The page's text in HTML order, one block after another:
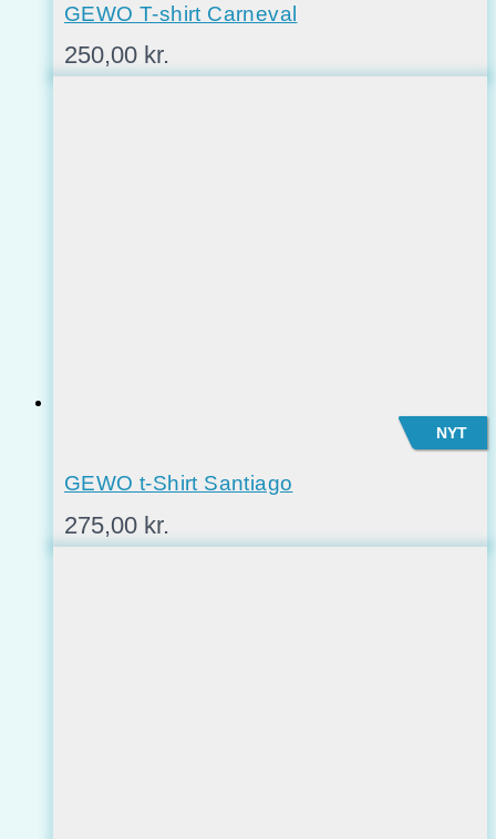
GEWO T-shirt Carneval
250,00 kr.
NYT
GEWO t-Shirt Santiago
275,00 kr.